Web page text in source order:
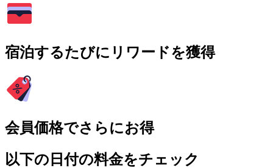
宿泊するたびにリワードを獲得
会員価格でさらにお得
以下の日付の料金をチェック